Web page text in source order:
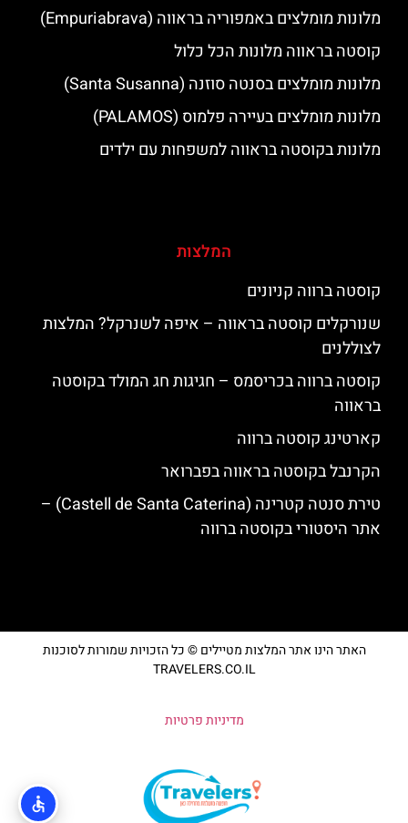
מלונות מומלצים באמפוריה בראווה (Empuriabrava)
קוסטה בראווה מלונות הכל כלול
מלונות מומלצים בסנטה סוזנה (Santa Susanna)
מלונות מומלצים בעיירה פלמוס (PALAMOS)
מלונות בקוסטה בראווה למשפחות עם ילדים
המלצות
קוסטה ברווה קניונים
שנורקלים קוסטה בראווה – איפה לשנרקל? המלצות
לצוללנים
קוסטה ברווה בכריסמס – חגיגות חג המולד בקוסטה
בראווה
קארטינג קוסטה ברווה
הקרנבל בקוסטה בראווה בפברואר
טירת סנטה קטרינה (Castell de Santa Caterina) –
אתר היסטורי בקוסטה ברווה
האתר הינו אתר המלצות מטיילים © כל הזכויות שמורות לסוכנות
TRAVELERS.CO.IL
מדיניות פרטיות